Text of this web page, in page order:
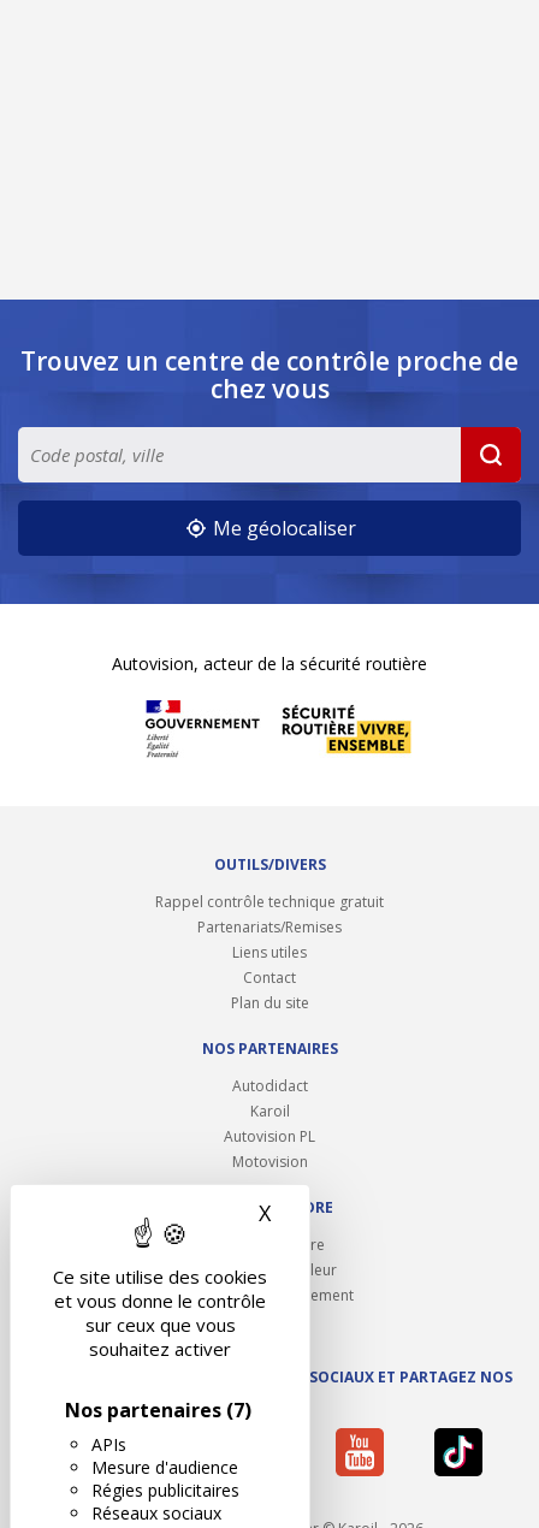
Ce site utilise des cookies
et vous donne le contrôle
sur ceux que vous
souhaitez activer
Nos partenaires (7)
APIs
Mesure d'audience
Régies publicitaires
Réseaux sociaux
X Masquer le bandeau des
Trouvez un centre de contrôle proche de
chez vous
Me géolocaliser
Autovision, acteur de la sécurité routière
OUTILS/DIVERS
Rappel contrôle technique gratuit
Partenariats/Remises
Liens utiles
Contact
Plan du site
NOS PARTENAIRES
Autodidact
Karoil
Autovision PL
Motovision
NOUS REJOINDRE
Ouvrir un centre
Devenez contrôleur
Carrières et recrutement
SUIVEZ AUTOVISION SUR LES RÉSEAUX SOCIAUX ET PARTAGEZ NOS
ACTUS